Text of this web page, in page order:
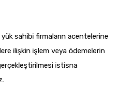
sahibi firmaların acentelerine
ilişkin işlem veya ödemelerin
istisna